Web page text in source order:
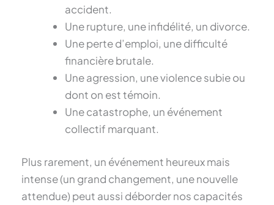
accident.
Une rupture, une infidélité, un divorce.
Une perte d’emploi, une difficulté
financière brutale.
Une agression, une violence subie ou
dont on est témoin.
Une catastrophe, un événement
collectif marquant.
Plus rarement, un événement heureux mais
intense (un grand changement, une nouvelle
attendue) peut aussi déborder nos capacités